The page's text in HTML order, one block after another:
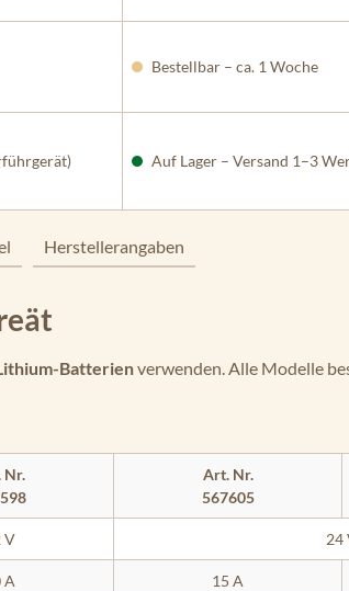
Bestellbar – ca. 1 Woche
Auf Lager – Versand 1–3
Herstellerangaben
Batterienverwenden. Alle Modelle
Nr.
Art. Nr.
567605
V 24
A 15 A